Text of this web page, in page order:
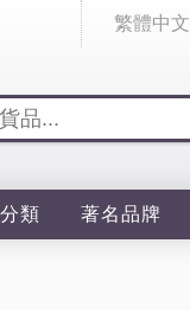
繁體中文
類 著名品牌